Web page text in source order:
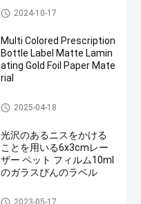
10mL ガラスびんのラベル
2024-10-17
Multi Colored Prescription
Bottle Label Matte Lamin
ating Gold Foil Paper Mate
rial
10mL ガラスびんのラベル
2025-04-18
光沢のあるニスをかける
ことを用いる6x3cmレー
ザー ペット フィルム10ml
のガラスびんのラベル
10mL ガラスびんのラベル
2023-05-17